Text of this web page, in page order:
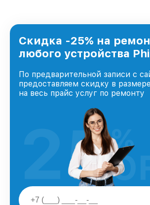
Скидка -25% на
любого устройства
По предварительной записи с
предоставляем скидку в
на весь прайс услуг по ремонту
25%